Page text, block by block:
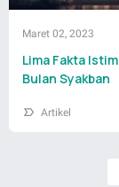
Maret 02, 2023
Lima Fakta
Bulan Syakban
Artikel